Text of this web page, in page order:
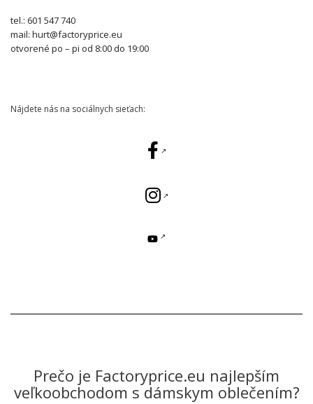
tel.: 601 547 740
mail: hurt@factoryprice.eu
otvorené po – pi od 8:00 do 19:00
Nájdete nás na sociálnych sieťach:
Prečo je Factoryprice.eu najlepším
veľkoobchodom s dámskym oblečením?